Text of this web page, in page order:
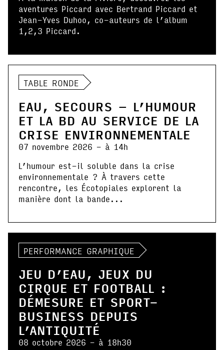
aventures Piccard avec Bertrand Piccard et
Jean-Yves Duhoo, co-auteurs de l’album
1,2,3 Piccard.
TABLE RONDE
EAU, SECOURS – L’HUMOUR
ET LA BD AU SERVICE DE LA
CRISE ENVIRONNEMENTALE
07 novembre 2026 - à 14h
L’humour est-il soluble dans la crise
environnementale ? À travers cette
rencontre, les Écotopiales explorent la
manière dont la bande...
PERFORMANCE GRAPHIQUE
JEU D’EAU, JEUX DU
CIRQUE ET FOOTBALL :
DÉMESURE ET SPORT-
BUSINESS DEPUIS
L’ANTIQUITÉ
08 octobre 2026 - à 18h30